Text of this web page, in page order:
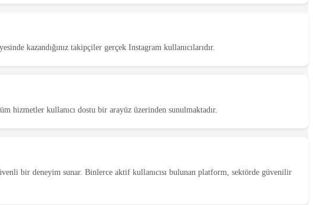
kazandığınız takipçiler gerçek Instagram kullanıcılarıdır.
hizmetler kullanıcı dostu bir arayüz üzerinden sunulmaktadır.
bir deneyim sunar. Binlerce aktif kullanıcısı bulunan platform, sektörde güvenilir